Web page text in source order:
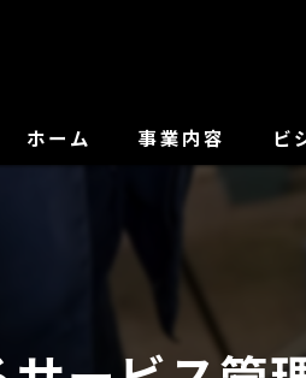
ホーム 事業内容 ビ